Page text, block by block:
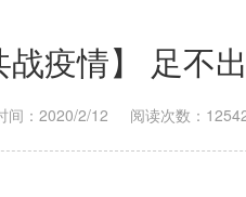
战疫情】 足不
间：2020/2/12 阅读次数：